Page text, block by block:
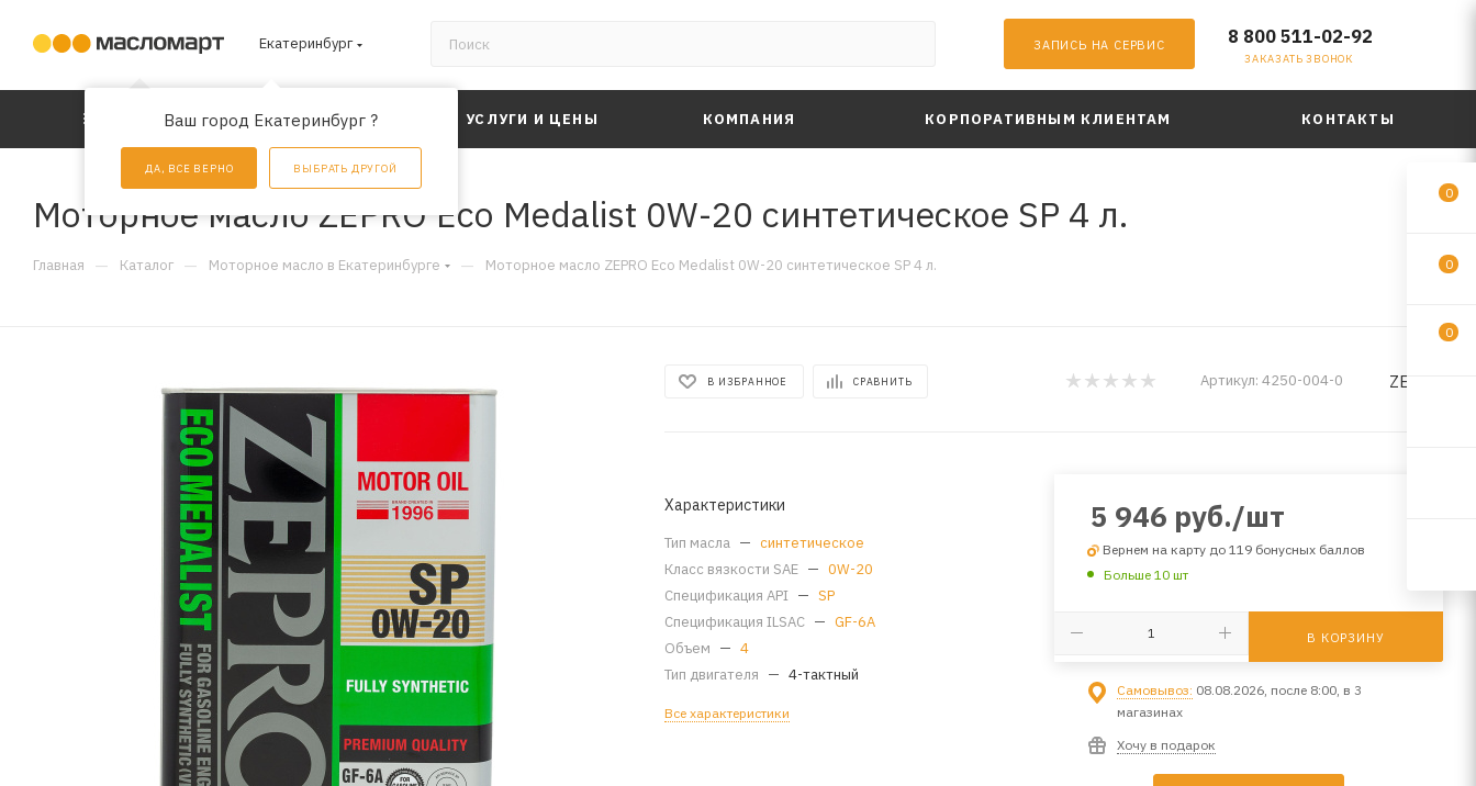
Екатеринбург
Ваш город Екатеринбург ?
ДА, ВСЕ ВЕРНО ВЫБРАТЬ ДРУГОЙ
ЗАПИСЬ НА СЕРВИС 8 800 511-02-92
ЗАКАЗАТЬ ЗВОНОК
КАТАЛОГ АКЦИИ УСЛУГИ И ЦЕНЫ КОМПАНИЯ КОРПОРАТИВНЫМ КЛИЕНТАМ КОНТАКТЫ
Моторное масло ZEPRO Eco Medalist 0W-20 синтетическое SP 4 л.
Главная — Каталог — Моторное масло в Екатеринбурге — Моторное масло ZEPRO Eco Medalist 0W-20 синтетическое SP 4 л.
В ИЗБРАННОЕ СРАВНИТЬ Артикул: 4250-004-0 ZEPRO
Характеристики
Тип масла — синтетическое
Класс вязкости SAE — 0W-20
Спецификация API — SP
Спецификация ILSAC — GF-6A
Объем — 4
Тип двигателя — 4-тактный
Все характеристики
5 946 руб./шт
Вернем на карту до 119 бонусных баллов
Больше 10 шт
В КОРЗИНУ
Самовывоз: 08.08.2026, после 8:00, в 3
магазинах
Хочу в подарок
0
0
0